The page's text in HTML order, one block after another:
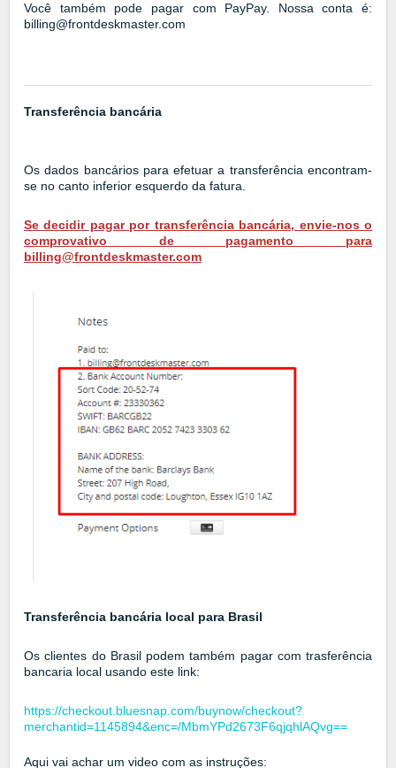
Você também pode pagar com PayPay. Nossa conta é:
billing@frontdeskmaster.com
Transferência bancária
Os dados bancários para efetuar a transferência encontram-
se no canto inferior esquerdo da fatura.
Se decidir pagar por transferência bancária, envie-nos o
comprovativo de pagamento para
billing@frontdeskmaster.com
Transferência bancária local para Brasil
Os clientes do Brasil podem também pagar com trasferência
bancaria local usando este link:
https://checkout.bluesnap.com/buynow/checkout?
merchantid=1145894&enc=/MbmYPd2673F6qjqhlAQvg==
Aqui vai achar um video com as instruções: